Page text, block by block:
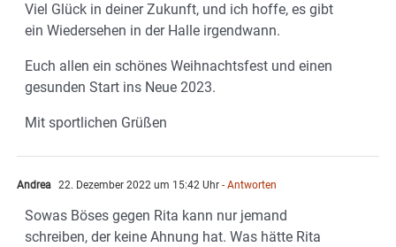
Viel Glück in deiner Zukunft, und ich hoffe, es gibt
ein Wiedersehen in der Halle irgendwann.
Euch allen ein schönes Weihnachtsfest und einen
gesunden Start ins Neue 2023.
Mit sportlichen Grüßen
Andrea 22. Dezember 2022 um 15:42 Uhr - Antworten
Sowas Böses gegen Rita kann nur jemand
schreiben, der keine Ahnung hat. Was hätte Rita